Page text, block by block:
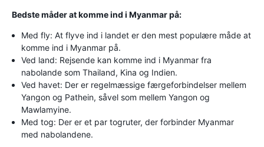
Bedste måder at komme ind i Myanmar på:
Med fly: At flyve ind i landet er den mest populære måde at
komme ind i Myanmar på.
Ved land: Rejsende kan komme ind i Myanmar fra
nabolande som Thailand, Kina og Indien.
Ved havet: Der er regelmæssige færgeforbindelser mellem
Yangon og Pathein, såvel som mellem Yangon og
Mawlamyine.
Med tog: Der er et par togruter, der forbinder Myanmar
med nabolandene.